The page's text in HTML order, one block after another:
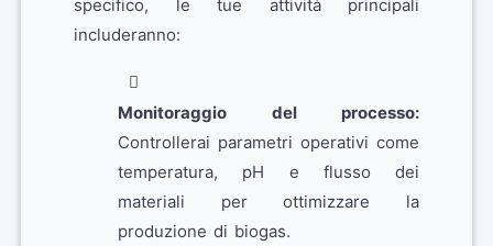
specifico, le tue attività principali
includeranno:
Monitoraggio del processo:
Controllerai parametri operativi come
temperatura, pH e flusso dei
materiali per ottimizzare la
produzione di biogas.